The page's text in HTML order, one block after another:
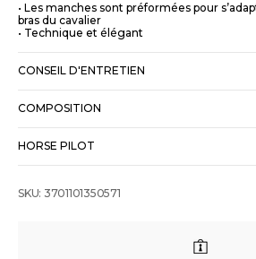
• Les manches sont préformées pour
bras du cavalier
• Technique et élégant
CONSEIL D'ENTRETIEN
COMPOSITION
HORSE PILOT
SKU: 3701101350571